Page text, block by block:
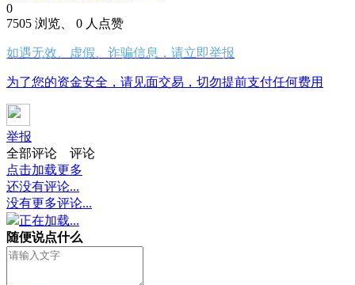
0
7505 浏览、 0 人点赞
如遇无效、虚假、诈骗信息，请立即举报
为了您的资金安全，请见面交易，切勿提前支付任何费用
举报
全部评论
评论
点击加载更多
还没有评论...
没有更多评论...
正在加载...
随便说点什么